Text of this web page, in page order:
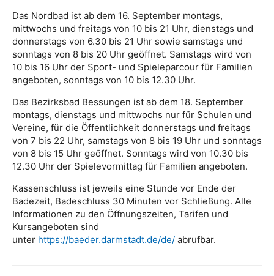
Das Nordbad ist ab dem 16. September montags,
mittwochs und freitags von 10 bis 21 Uhr, dienstags und
donnerstags von 6.30 bis 21 Uhr sowie samstags und
sonntags von 8 bis 20 Uhr geöffnet. Samstags wird von
10 bis 16 Uhr der Sport- und Spieleparcour für Familien
angeboten, sonntags von 10 bis 12.30 Uhr.
Das Bezirksbad Bessungen ist ab dem 18. September
montags, dienstags und mittwochs nur für Schulen und
Vereine, für die Öffentlichkeit donnerstags und freitags
von 7 bis 22 Uhr, samstags von 8 bis 19 Uhr und sonntags
von 8 bis 15 Uhr geöffnet. Sonntags wird von 10.30 bis
12.30 Uhr der Spielevormittag für Familien angeboten.
Kassenschluss ist jeweils eine Stunde vor Ende der
Badezeit, Badeschluss 30 Minuten vor Schließung. Alle
Informationen zu den Öffnungszeiten, Tarifen und
Kursangeboten sind
unter https://baeder.darmstadt.de/de/ abrufbar.